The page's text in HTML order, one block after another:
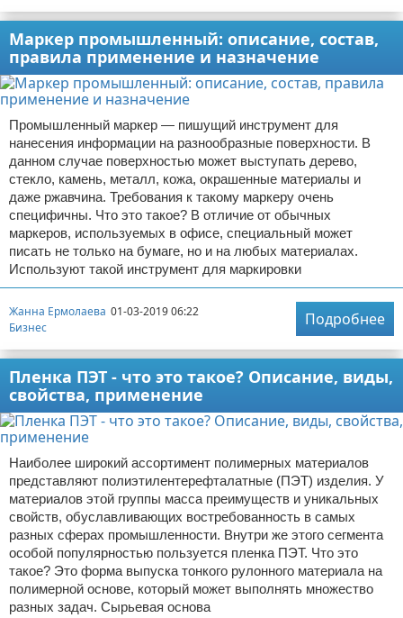
Маркер промышленный: описание, состав,
правила применение и назначение
Промышленный маркер — пишущий инструмент для
нанесения информации на разнообразные поверхности. В
данном случае поверхностью может выступать дерево,
стекло, камень, металл, кожа, окрашенные материалы и
даже ржавчина. Требования к такому маркеру очень
специфичны. Что это такое? В отличие от обычных
маркеров, используемых в офисе, специальный может
писать не только на бумаге, но и на любых материалах.
Используют такой инструмент для маркировки
Жанна Ермолаева 01-03-2019 06:22
Бизнес
Подробнее
Пленка ПЭТ - что это такое? Описание, виды,
свойства, применение
Наиболее широкий ассортимент полимерных материалов
представляют полиэтилентерефталатные (ПЭТ) изделия. У
материалов этой группы масса преимуществ и уникальных
свойств, обуславливающих востребованность в самых
разных сферах промышленности. Внутри же этого сегмента
особой популярностью пользуется пленка ПЭТ. Что это
такое? Это форма выпуска тонкого рулонного материала на
полимерной основе, который может выполнять множество
разных задач. Сырьевая основа